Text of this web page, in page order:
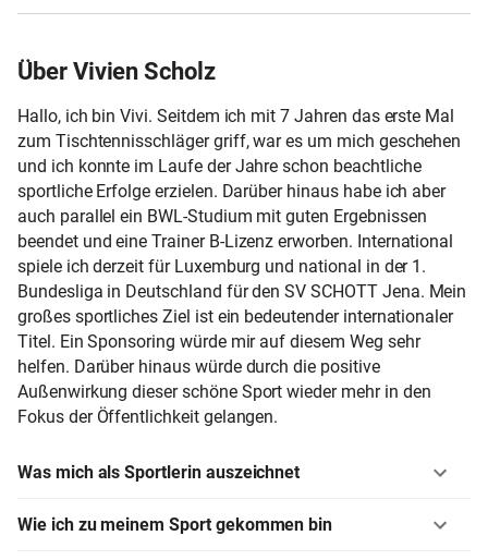
Über Vivien Scholz
Hallo, ich bin Vivi. Seitdem ich mit 7 Jahren das erste Mal
zum Tischtennisschläger griff, war es um mich geschehen
und ich konnte im Laufe der Jahre schon beachtliche
sportliche Erfolge erzielen. Darüber hinaus habe ich aber
auch parallel ein BWL-Studium mit guten Ergebnissen
beendet und eine Trainer B-Lizenz erworben. International
spiele ich derzeit für Luxemburg und national in der 1.
Bundesliga in Deutschland für den SV SCHOTT Jena. Mein
großes sportliches Ziel ist ein bedeutender internationaler
Titel. Ein Sponsoring würde mir auf diesem Weg sehr
helfen. Darüber hinaus würde durch die positive
Außenwirkung dieser schöne Sport wieder mehr in den
Fokus der Öffentlichkeit gelangen.
Was mich als Sportlerin auszeichnet
Wie ich zu meinem Sport gekommen bin